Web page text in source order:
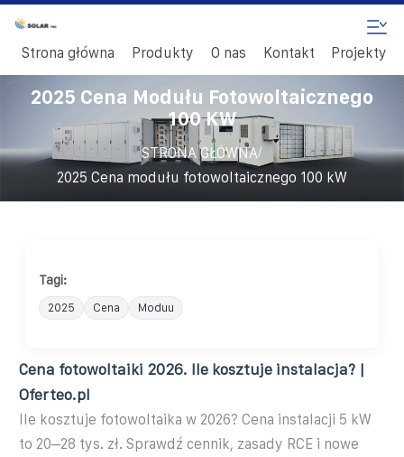
Strona główna Produkty O nas Kontakt Projekty
2025 Cena Modułu Fotowoltaicznego
100 KW
STRONA GŁÓWNA/
2025 Cena modułu fotowoltaicznego 100 kW
Tagi:
2025 Cena Moduu
Cena fotowoltaiki 2026. Ile kosztuje instalacja? |
Oferteo.pl
Ile kosztuje fotowoltaika w 2026? Cena instalacji 5 kW
to 20–28 tys. zł. Sprawdź cennik, zasady RCE i nowe